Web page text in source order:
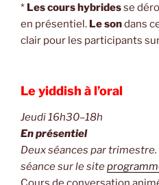
* Les cours hybridesse
en présentiel. Le sondans
clair pour les participants
Le yiddish à l’oral
Jeudi 16h30–18h
En présentiel
Deux séances par
séance sur le site